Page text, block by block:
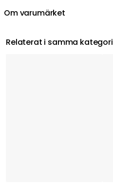
Om varumärket
Relaterat i samma kategori